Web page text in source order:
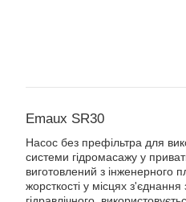
Emaux SR30
Насос без префільтра для
системи гідромасажу у
виготовлений з інженерного
жорсткості у місцях